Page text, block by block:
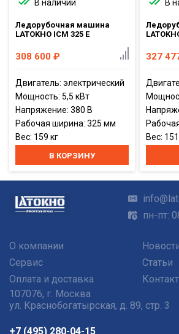
В наличии
Ледорубочная машина
LATOKHO ICM 325 E
308 600 ₽
Двигатель: электрический
Мощность: 5,5 кВт
Напряжение: 380 В
Рабочая ширина: 325 мм
Вес: 159 кг
В КОРЗИНУ
В
327
Вес:
О компании
Сервис
Оплата и доставка
Статьи
пн-пт:
107076, г. Москва
ул. Краснобогатырская, д. 89, стр. 3
+7 (495) 280-04-15